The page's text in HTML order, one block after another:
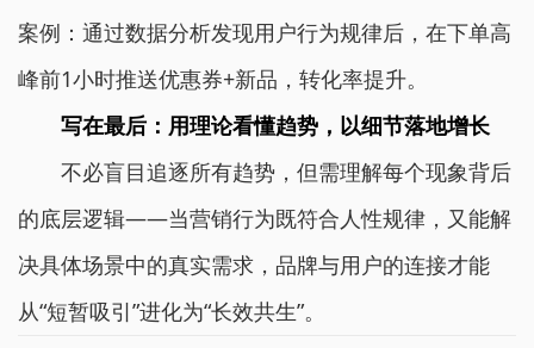
案例：通过数据分析发现用户行为规律后，在下单高
峰前1小时推送优惠券+新品，转化率提升。
写在最后：用理论看懂趋势，以细节落地增长
不必盲目追逐所有趋势，但需理解每个现象背后
的底层逻辑——当营销行为既符合人性规律，又能解
决具体场景中的真实需求，品牌与用户的连接才能
从“短暂吸引”进化为“长效共生”。